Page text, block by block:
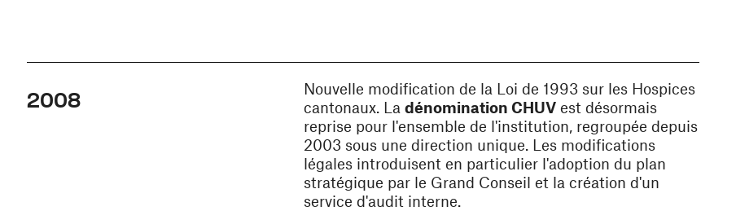
2008
Nouvelle modification de la Loi de 1993 sur les Hospices
cantonaux. La dénomination CHUVest désormais
reprise pour l'ensemble de l'institution, regroupée depuis
2003 sous une direction unique. Les modifications
légales introduisent en particulier l'adoption du plan
stratégique par le Grand Conseil et la création d'un
service d'audit interne.